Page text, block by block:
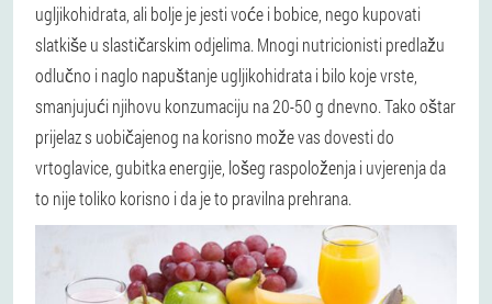
ugljikohidrata, ali bolje je jesti voće i bobice, nego kupovati
slatkiše u slastičarskim odjelima. Mnogi nutricionisti predlažu
odlučno i naglo napuštanje ugljikohidrata i bilo koje vrste,
smanjujući njihovu konzumaciju na 20-50 g dnevno. Tako oštar
prijelaz s uobičajenog na korisno može vas dovesti do
vrtoglavice, gubitka energije, lošeg raspoloženja i uvjerenja da
to nije toliko korisno i da je to pravilna prehrana.